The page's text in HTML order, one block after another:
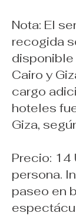
Nota: El
recogida
disponible
Cairo y
cargo
hoteles
Giza,
Precio: 14
persona.
paseo en